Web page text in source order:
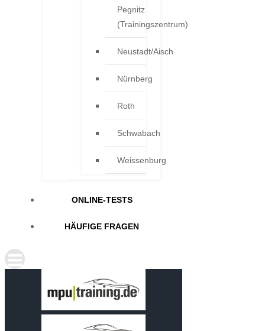
Pegnitz
(Trainingszentrum)
Neustadt/Aisch
Nürnberg
Roth
Schwabach
Weissenburg
ONLINE-TESTS
HÄUFIGE FRAGEN